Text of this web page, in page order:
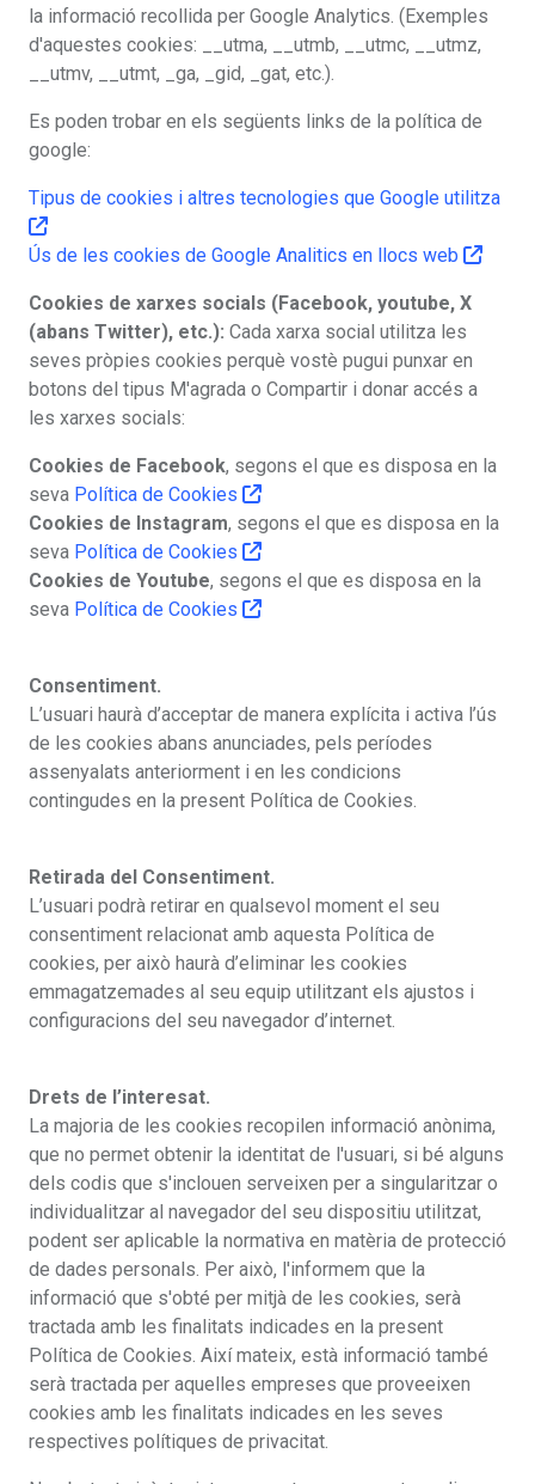
la informació recollida per Google Analytics. (Exemples
d'aquestes cookies: __utma, __utmb, __utmc, __utmz,
__utmv, __utmt, _ga, _gid, _gat, etc.).
Es poden trobar en els següents links de la política de
google:
Tipus de cookies i altres tecnologies que Google utilitza
Ús de les cookies de Google Analitics en llocs web
Cookies de xarxes socials (Facebook, youtube, X
(abans Twitter), etc.): Cada xarxa social utilitza les
seves pròpies cookies perquè vostè pugui punxar en
botons del tipus M'agrada o Compartir i donar accés a
les xarxes socials:
Cookies de Facebook, segons el que es disposa en la
seva Política de Cookies
Cookies de Instagram, segons el que es disposa en la
seva Política de Cookies
Cookies de Youtube, segons el que es disposa en la
seva Política de Cookies
Consentiment.
L’usuari haurà d’acceptar de manera explícita i activa l’ús
de les cookies abans anunciades, pels períodes
assenyalats anteriorment i en les condicions
contingudes en la present Política de Cookies.
Retirada del Consentiment.
L’usuari podrà retirar en qualsevol moment el seu
consentiment relacionat amb aquesta Política de
cookies, per això haurà d’eliminar les cookies
emmagatzemades al seu equip utilitzant els ajustos i
configuracions del seu navegador d’internet.
Drets de l’interesat.
La majoria de les cookies recopilen informació anònima,
que no permet obtenir la identitat de l'usuari, si bé alguns
dels codis que s'inclouen serveixen per a singularitzar o
individualitzar al navegador del seu dispositiu utilitzat,
podent ser aplicable la normativa en matèria de protecció
de dades personals. Per això, l'informem que la
informació que s'obté per mitjà de les cookies, serà
tractada amb les finalitats indicades en la present
Política de Cookies. Així mateix, està informació també
serà tractada per aquelles empreses que proveeixen
cookies amb les finalitats indicades en les seves
respectives polítiques de privacitat.